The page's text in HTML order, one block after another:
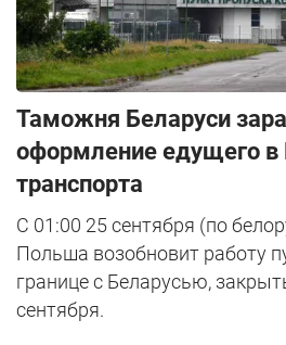
Таможня Беларуси
оформление едущего
транспорта
С 01:00 25 сентября (по
Польша возобновит работу
границе с Беларусью,
сентября.